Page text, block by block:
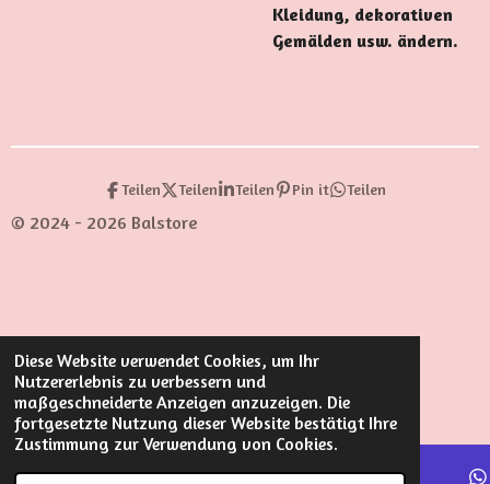
Diese Website verwendet Cookies, um Ihr
Nutzererlebnis zu verbessern und
maßgeschneiderte Anzeigen anzuzeigen. Die
fortgesetzte Nutzung dieser Website bestätigt Ihre
Zustimmung zur Verwendung von Cookies.
Kleidung, dekorativen
Gemälden usw. ändern.
Teilen Teilen Teilen Pin it Teilen
© 2024 - 2026 Balstore